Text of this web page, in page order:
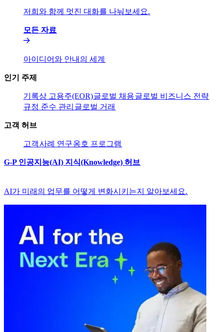
저희와 함께 멋진 대화를 나눠보세요.​​
모든 자료​​
아이디어와 안내의 세계​​
인기 주제​​
기록상 고용주(EOR)​​글로벌 채용​​글로벌 비즈니스 전략​​
규정 준수 관리​​ 글로벌 거래​​
고객 허브​​
고객​​사례 연구​​옹호 프로그램​​
G-P 인공지능(AI) 지식(Knowledge) 허브​​
AI가 미래의 업무를 어떻게 변화시키는지 알아보세요.​​